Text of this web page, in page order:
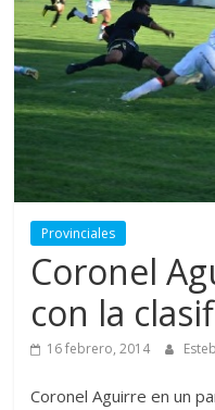
Provinciales
Coronel
con la
16 febrero, 2014
Coronel Aguirre en un